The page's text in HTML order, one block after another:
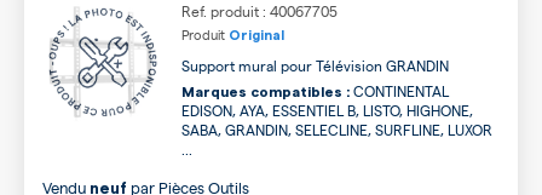
Ref. produit : 40067705
Produit Original
Support mural pour Télévision GRANDIN
Marques compatibles : CONTINENTAL
EDISON, AYA, ESSENTIEL B, LISTO, HIGHONE,
SABA, GRANDIN, SELECLINE, SURFLINE, LUXOR
Vendu neuf par Pièces Outils